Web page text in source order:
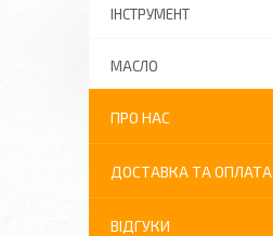
ІНСТРУМЕНТ
МАСЛО
ПРО НАС
ДОСТАВКА ТА ОПЛАТА
ВІДГУКИ